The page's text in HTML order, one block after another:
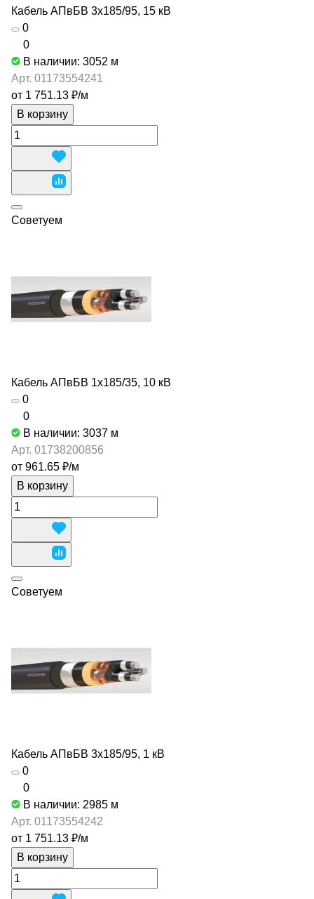
Кабель АПвБВ 3х185/95, 15 кВ
0
0
В наличии: 3052 м
Арт. 01173554241
от 1 751.13 ₽/м
В корзину
Советуем
Кабель АПвБВ 1х185/35, 10 кВ
0
0
В наличии: 3037 м
Арт. 01738200856
от 961.65 ₽/м
В корзину
Советуем
Кабель АПвБВ 3х185/95, 1 кВ
0
0
В наличии: 2985 м
Арт. 01173554242
от 1 751.13 ₽/м
В корзину